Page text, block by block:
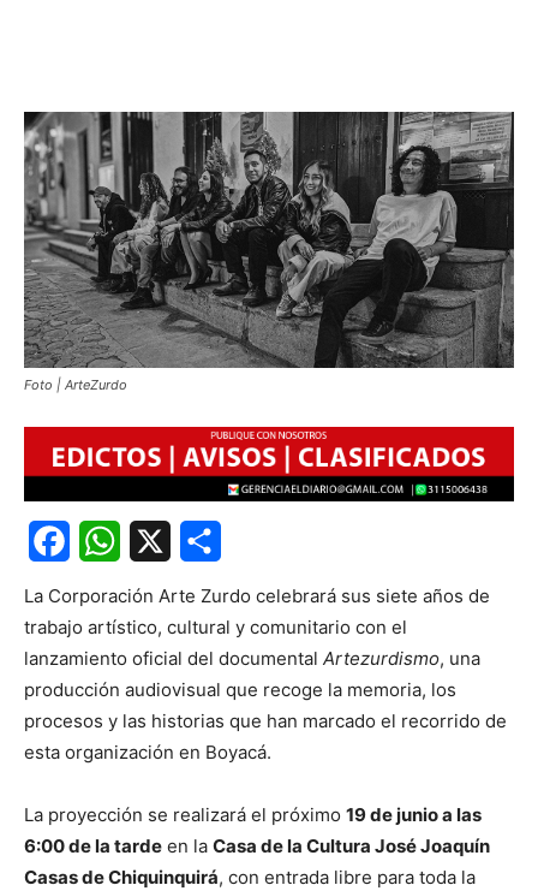
Foto | ArteZurdo
WhatsApp
X
La Corporación Arte Zurdo celebrará sus siete años de
trabajo artístico, cultural y comunitario con el
lanzamiento oficial del documental Artezurdismo, una
producción audiovisual que recoge la memoria, los
procesos y las historias que han marcado el recorrido de
esta organización en Boyacá.
La proyección se realizará el próximo 19 de junio a las
6:00 de la tarde en la Casa de la Cultura José Joaquín
Casas de Chiquinquirá, con entrada libre para toda la